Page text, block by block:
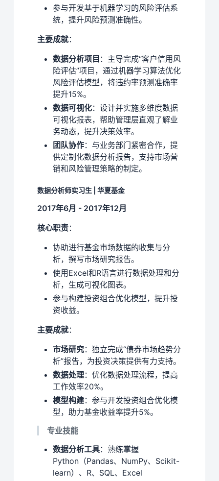
参与开发基于机器学习的风险评估系
统，提升风险预测准确性。
主要成就：
数据分析项目 ：主导完成“客户信用风
险评估”项目，通过机器学习算法优化
风险评估模型，将违约率预测准确率
提升15%。
数据可视化：设计并实施多维度数据
可视化报表，帮助管理层直观了解业
务动态，提升决策效率。
团队协作：与业务部门紧密合作，提
供定制化数据分析报告，支持市场营
销和风险管理策略的制定。
数据分析师实习生 | 华夏基金
2017年6月 - 2017年12月
核心职责：
协助进行基金市场数据的收集与分
析，撰写市场研究报告。
使用Excel和R语言进行数据处理和分
析，生成可视化图表。
参与构建投资组合优化模型，提升投
资收益。
主要成就：
市场研究：独立完成“债券市场趋势分
析”报告，为投资决策提供有力支持。
数据处理：优化数据处理流程，提高
工作效率20%。
模型构建：参与开发投资组合优化模
型，助力基金收益率提升5%。
专业技能
数据分析工具：熟练掌握
Python（Pandas、NumPy、Scikit-
learn）、R、SQL、Excel